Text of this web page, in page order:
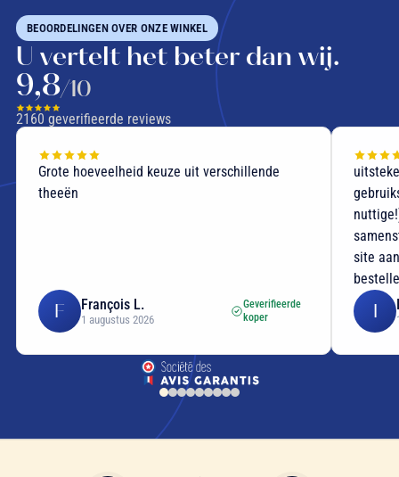
BEOORDELINGEN OVER ONZE WINKEL
U vertelt het beter dan wij.
9,8/10
2160 geverifieerde reviews
uitstekende thee snelle verzending
gebruiksvriendelijke website nauwkeurige (en
I Isabelle C.
1 augustus 2026
Geverifieerde
koper
Blij
E